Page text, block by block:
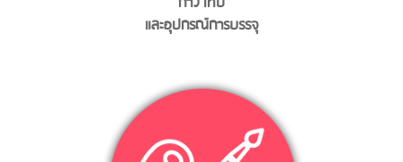
และอุปกรณ์การบรรจุ